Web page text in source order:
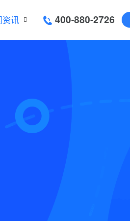
讯 400-880-2726